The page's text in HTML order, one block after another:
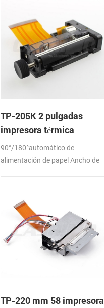
TP-205K 2 pulgadas
impresora térmica
mecanismo de
90°/180°automático de
alimentación de papel Ancho de
TP-220 mm 58 impresora